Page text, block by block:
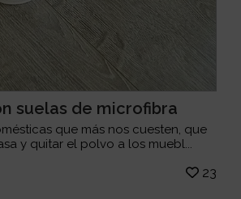
suelas de microfibra
que más nos cuesten, que
y quitar el polvo a los muebl...
23